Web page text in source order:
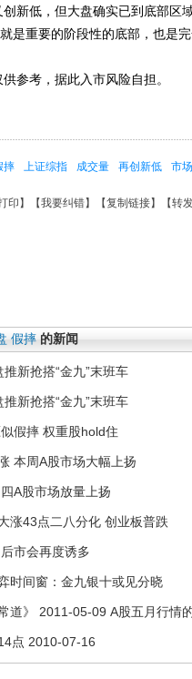
低，但大盘确实已到底部区
是重要的阶段性的底部，也是
考，据此入市风险自担。
摔 上证综指 成交量 再创新低 市
印 】【我要纠错】【复制链接】【转
假摔 的新闻
新抢搭“金九”末班车
新抢搭“金九”末班车
假摔 权重股hold住
本周A股市场大幅上扬
A股市场放量上扬
涨43点二八分化 创业板普跌
市会再度诱多
时间窗：金九银十或见分晓
道》 2011-05-09 A股五月行情
点 2010-07-16